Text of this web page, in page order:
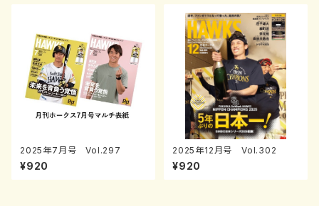
2025年7月号 Vol.297
¥920
2025年12月号 Vol.302
¥920